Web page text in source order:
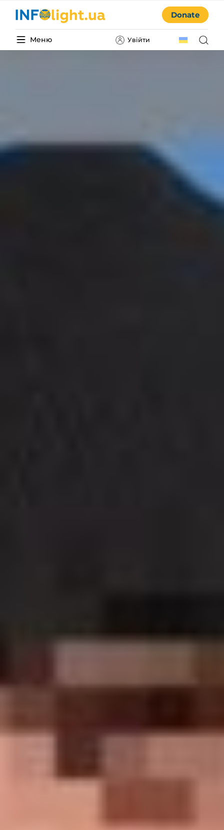
Меню Увійти
Donate